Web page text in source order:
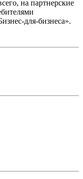
на партнерские
для-бизнеса».